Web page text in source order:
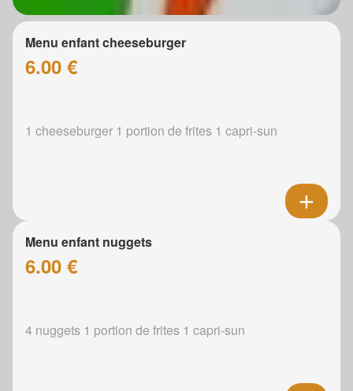
Menu enfant cheeseburger
6.00 €
1 cheeseburger 1 portion de frites 1 capri-sun
Menu enfant nuggets
6.00 €
4 nuggets 1 portion de frites 1 capri-sun